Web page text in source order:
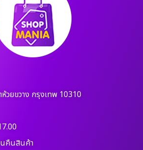
วยขวาง กรุงเทพ 10310
นคืนสินค้า